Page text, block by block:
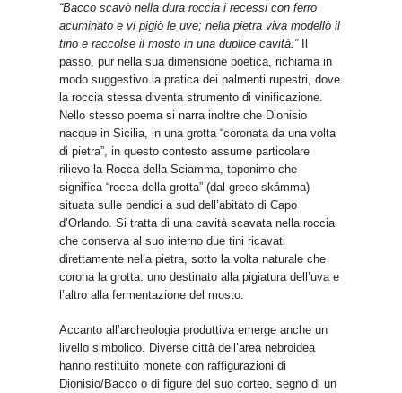
“Bacco scavò nella dura roccia i recessi con ferro
acuminato e vi pigiò le uve; nella pietra viva modellò il
tino e raccolse il mosto in una duplice cavità.”Il
passo, pur nella sua dimensione poetica, richiama in
modo suggestivo la pratica dei palmenti rupestri, dove
la roccia stessa diventa strumento di vinificazione.
Nello stesso poema si narra inoltre che Dionisio
nacque in Sicilia, in una grotta “coronata da una volta
di pietra”, in questo contesto assume particolare
rilievo la Rocca della Sciamma, toponimo che
significa “rocca della grotta” (dal greco skámma)
situata sulle pendici a sud dell’abitato di Capo
d’Orlando. Si tratta di una cavità scavata nella roccia
che conserva al suo interno due tini ricavati
direttamente nella pietra, sotto la volta naturale che
corona la grotta: uno destinato alla pigiatura dell’uva e
l’altro alla fermentazione del mosto.
Accanto all’archeologia produttiva emerge anche un
livello simbolico. Diverse città dell’area nebroidea
hanno restituito monete con raffigurazioni di
Dionisio/Bacco o di figure del suo corteo, segno di un